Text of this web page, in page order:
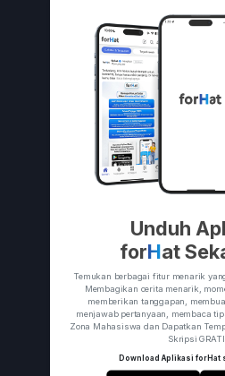
Unduh
forHat
Temukan berbagai fitur menarik
Membagikan cerita menarik,
memberikan tanggapan,
menjawab pertanyaan, membaca
Zona Mahasiswa dan Dapatkan
Skripsi
Download Aplikasi forHat